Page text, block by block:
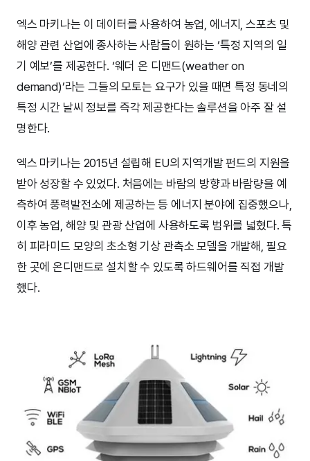
엑스 마키나는 이 데이터를 사용하여 농업, 에너지, 스포츠 및
해양 관련 산업에 종사하는 사람들이 원하는 ‘특정 지역의 일
기 예보’를 제공한다. ‘웨더 온 디맨드(weather on
demand)’라는 그들의 모토는 요구가 있을 때면 특정 동네의
특정 시간 날씨 정보를 즉각 제공한다는 솔루션을 아주 잘 설
명한다.
엑스 마키나는 2015년 설립해 EU의 지역개발 펀드의 지원을
받아 성장할 수 있었다. 처음에는 바람의 방향과 바람량을 예
측하여 풍력발전소에 제공하는 등 에너지 분야에 집중했으나,
이후 농업, 해양 및 관광 산업에 사용하도록 범위를 넓혔다. 특
히 피라미드 모양의 초소형 기상 관측소 모델을 개발해, 필요
한 곳에 온디맨드로 설치할 수 있도록 하드웨어를 직접 개발
했다.